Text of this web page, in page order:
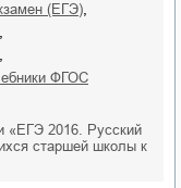
(ЕГЭ)
ФГОС
«ЕГЭ 2016. Русский
старшей школы к